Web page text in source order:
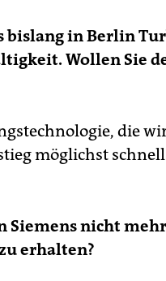
bislang in Berlin
Wollen Sie
die
möglichst
Siemens nicht
erhalten?